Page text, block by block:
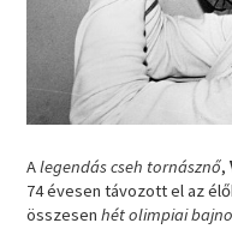
Alegendás cseh tornásznő,
74 évesen távozott el az
összesenhét olimpiai